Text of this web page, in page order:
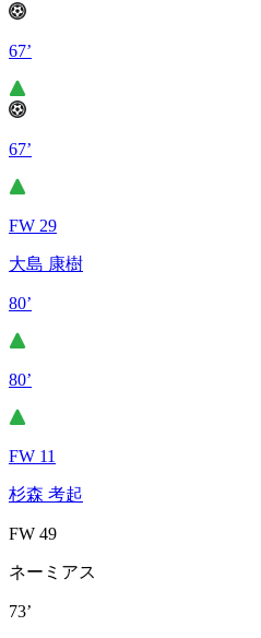
67’
67’
FW 29
大島 康樹
80’
80’
FW 11
杉森 考起
FW 49
ネーミアス
73’